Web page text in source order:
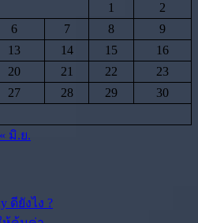
1
2
6 7 8
9
13 14 15
16
20 21 22
23
27 28 29
30
« มิ.ย.
ดียังไง ?